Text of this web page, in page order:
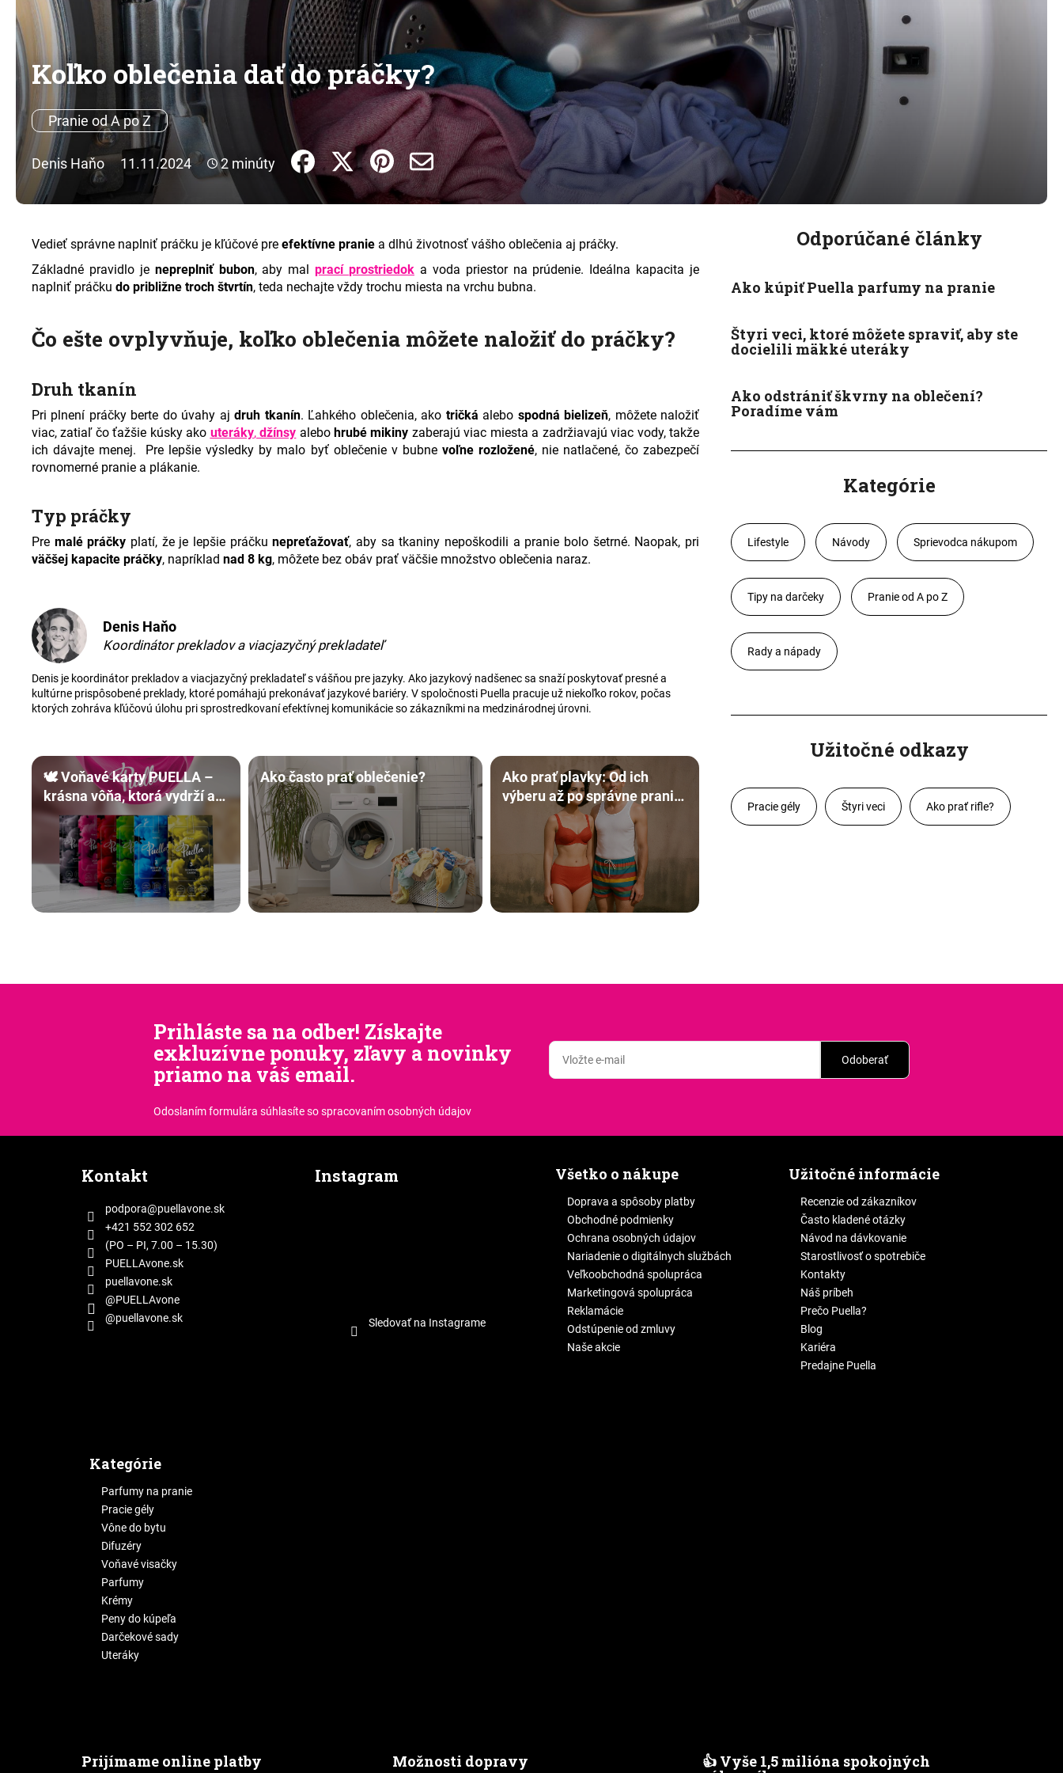
Koľko oblečenia dať do práčky?
Pranie od A po Z
Denis Haňo 11.11.2024 2 minúty
Vedieť správne naplniť práčku je kľúčové pre efektívne pranie a dlhú životnosť vášho oblečenia aj práčky.
Základné pravidlo jenepreplniť bubon, aby malprací prostriedok a voda priestor na prúdenie. Ideálna kapacita je
naplniť práčku do približne troch štvrtín, teda nechajte vždy trochu miesta na vrchu bubna.
Čo ešte ovplyvňuje, koľko oblečenia môžete naložiť do práčky?
Druh tkanín
Pri plnení práčky berte do úvahy ajdruh tkanín. Ľahkého oblečenia, ako tričká alebo spodná bielizeň, môžete naložiť
viac, zatiaľ čo ťažšie kúsky ako uteráky,džínsy alebohrubé mikiny zaberajú viac miesta a zadržiavajú viac vody, takže
ich dávajte menej. Pre lepšie výsledky by malo byť oblečenie v bubnevoľne rozložené, nie natlačené, čo zabezpečí
rovnomerné pranie a plákanie.
Typ práčky
Pre malé práčky platí, že je lepšie práčkunepreťažovať, aby sa tkaniny nepoškodili a pranie bolo šetrné. Naopak, pri
väčšej kapacite práčky, napríklad nad 8 kg, môžete bez obáv prať väčšie množstvo oblečenia naraz.
Denis Haňo
Koordinátor prekladov a viacjazyčný prekladateľ
Denis je koordinátor prekladov a viacjazyčný prekladateľ s vášňou pre jazyky. Ako jazykový nadšenec sa snaží poskytovať presné a
kultúrne prispôsobené preklady, ktoré pomáhajú prekonávať jazykové bariéry. V spoločnosti Puella pracuje už niekoľko rokov, počas
ktorých zohráva kľúčovú úlohu pri sprostredkovaní efektívnej komunikácie so zákazníkmi na medzinárodnej úrovni.
🕊️ Voňavé karty PUELLA –
krásna vôňa, ktorá vydrží až
30 dní
Ako často prať oblečenie?
Ako prať plavky: Od ich
výberu až po správne pranie
Odporúčané články
Ako kúpiť Puella parfumy na pranie
Štyri veci, ktoré môžete spraviť, aby ste
docielili mäkké uteráky
Ako odstrániť škvrny na oblečení?
Poradíme vám
Kategórie
Lifestyle Návody Sprievodca nákupom
Tipy na darčeky Pranie od A po Z
Rady a nápady
Užitočné odkazy
Pracie gély Štyri veci Ako prať rifle?
Prihláste sa na odber! Získajte
exkluzívne ponuky, zľavy a novinky
priamo na váš email.
Odoslaním formulára súhlasíteso spracovaním osobných údajov
Odoberať
Kontakt
podpora@puellavone.sk
+421 552 302 652
(PO – PI, 7.00 – 15.30)
PUELLAvone.sk
puellavone.sk
@PUELLAvone
@puellavone.sk
Instagram
Sledovať na Instagrame
Všetko o nákupe
Doprava a spôsoby platby
Obchodné podmienky
Ochrana osobných údajov
Nariadenie o digitálnych službách
Veľkoobchodná spolupráca
Marketingová spolupráca
Reklamácie
Odstúpenie od zmluvy
Naše akcie
Užitočné informácie
Recenzie od zákazníkov
Často kladené otázky
Návod na dávkovanie
Starostlivosť o spotrebiče
Kontakty
Náš príbeh
Prečo Puella?
Blog
Kariéra
Predajne Puella
Kategórie
Parfumy na pranie
Pracie gély
Vône do bytu
Difuzéry
Voňavé visačky
Parfumy
Krémy
Peny do kúpeľa
Darčekové sady
Uteráky
Prijímame online platby Možnosti dopravy 👍 Vyše 1,5 milióna spokojných